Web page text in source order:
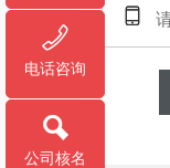
电话咨询
公司核名